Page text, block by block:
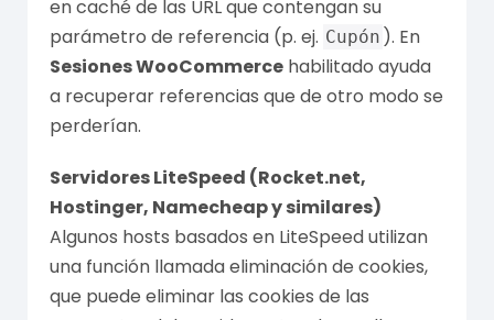
en caché de las URL que contengan su
parámetro de referencia (p. ej. Cupón ). En
Sesiones WooCommerce habilitado ayuda
a recuperar referencias que de otro modo se
perderían.
Servidores LiteSpeed (Rocket.net,
Hostinger, Namecheap y similares)
Algunos hosts basados en LiteSpeed utilizan
una función llamada eliminación de cookies,
que puede eliminar las cookies de las